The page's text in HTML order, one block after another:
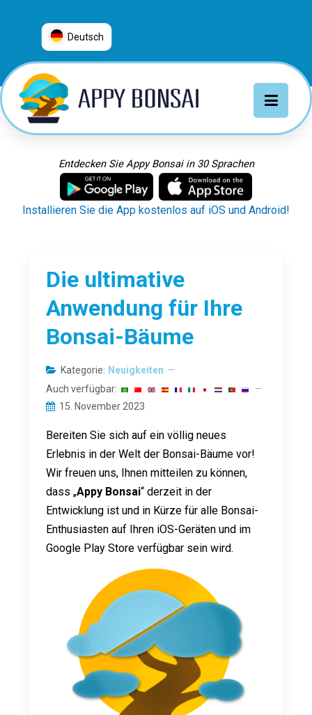
Deutsch
العربية
普通话
Deutsch
Français
Italiano
日本語
Русский
Entdecken Sie Appy Bonsai in 30 Sprachen
Installieren Sie die App kostenlos auf iOS und Android!
Die ultimative
Anwendung für Ihre
Bonsai-Bäume
Kategorie: Neuigkeiten
Auch verfügbar:
15. November 2023
Bereiten Sie sich auf ein völlig neues
Erlebnis in der Welt der Bonsai-Bäume vor!
Wir freuen uns, Ihnen mitteilen zu können,
dass „Appy Bonsai“ derzeit in der
Entwicklung ist und in Kürze für alle Bonsai-
Enthusiasten auf Ihren iOS-Geräten und im
Google Play Store verfügbar sein wird.